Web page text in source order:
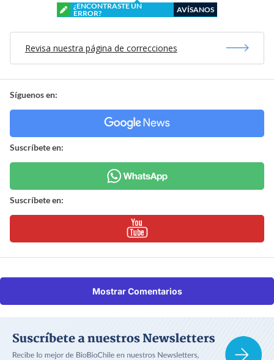
¿ENCONTRASTE UN
ERROR?
AVÍSANOS
Revisa nuestra página de correcciones
Síguenos en:
Suscríbete en:
Suscríbete en:
Mostrar Comentarios